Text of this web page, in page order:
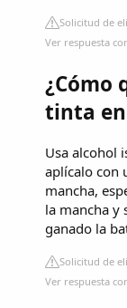
Solicitud de
Ver respuesta
¿Cómo
tinta en
Usa alcohol
aplícalo con
mancha,
la mancha y
ganado la
Solicitud de
Ver respuesta